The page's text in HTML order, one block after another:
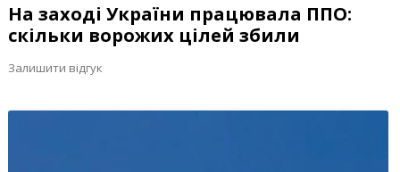
На заході України працювала ППО:
скільки ворожих цілей збили
Залишити відгук